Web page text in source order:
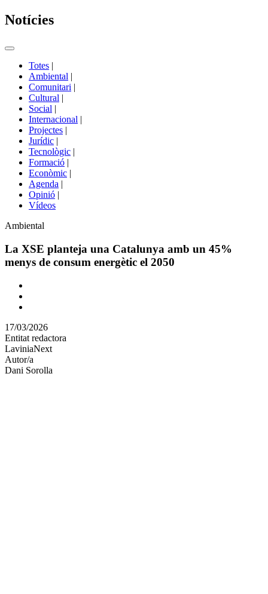
Notícies
Commutador
portals
Totes |
Ambiental |
Comunitari |
Cultural |
Social |
Internacional |
Projectes |
Jurídic |
Tecnològic |
Formació |
Econòmic |
Agenda |
Opinió |
Vídeos
Àmbit
la
Ambiental
La XSE planteja una Catalunya amb un 45%
menys de consum energètic el 2050
Comparteix
altres
xarxes
socials
17/03/2026
Entitat redactora
LaviniaNext
Autor/a
Dani Sorolla